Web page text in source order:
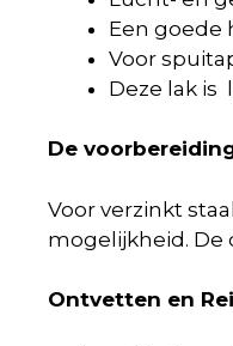
Een goede
Voor
Deze lak is
De
Voor verzinkt
mogelijkheid. De
Ontvetten en